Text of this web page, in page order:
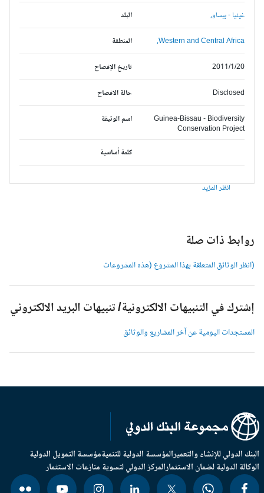
البلد غينيا - بيساو,
المنطقة Western and Central Africa,
تاريخ الإفصاح 2011/1/20
حالة الافصاح Disclosed
اسم الوثيقة
Guinea-Bissau - Biodiversity
Conservation Project
كلمة أساسية
انظر المزيد
روابط ذات صلة
(انظر الوثائق المتعلقة بهذا المشروع (هذه المشروعات
إشترك في التنبيهات الالكترونية/ تنبيهات البريد الالكتروني
المستجدات اليومية عن آخر المشاريع والوثائق
الدولي للإنشاء والتعميرالمؤسسة الدولية للتنميةمؤسسة التمويل الدولية
الدولية لضمان الاستثمارالمركز الدولي لتسوية منازعات الاستثمار